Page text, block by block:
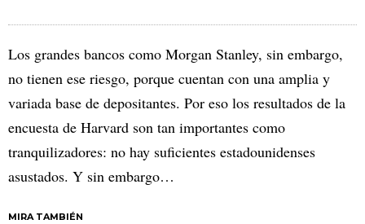
Los grandes bancos como Morgan Stanley, sin embargo,
no tienen ese riesgo, porque cuentan con una amplia y
variada base de depositantes. Por eso los resultados de la
encuesta de Harvard son tan importantes como
tranquilizadores: no hay suficientes estadounidenses
asustados. Y sin embargo…
MIRA TAMBIÉN